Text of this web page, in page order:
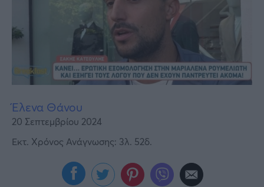
Έλενα Θάνου
20 Σεπτεμβρίου 2024
Εκτ. Χρόνος Ανάγνωσης: 3λ. 52δ.